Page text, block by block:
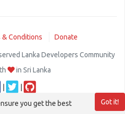
& Conditions Donate
Lanka Developers Community
in Sri Lanka
Got it!
you get the best